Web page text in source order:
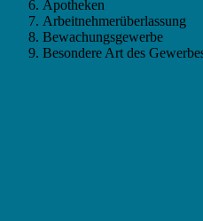
Apotheken
Arbeitnehmerüberlassung
Bewachungsgewerbe
Besondere Art des